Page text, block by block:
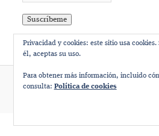
Funciona gracias a
Privacidad y cookies: este sitio usa
él, aceptas su uso.
Para obtener más información, incluido
consulta: Política de cookies